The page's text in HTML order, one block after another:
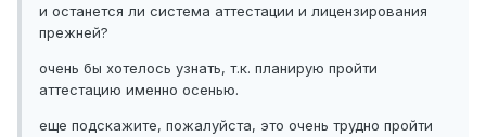
и останется ли система аттестации и лицензирования
прежней?
очень бы хотелось узнать, т.к. планирую пройти
аттестацию именно осенью.
еще подскажите, пожалуйста, это очень трудно пройти